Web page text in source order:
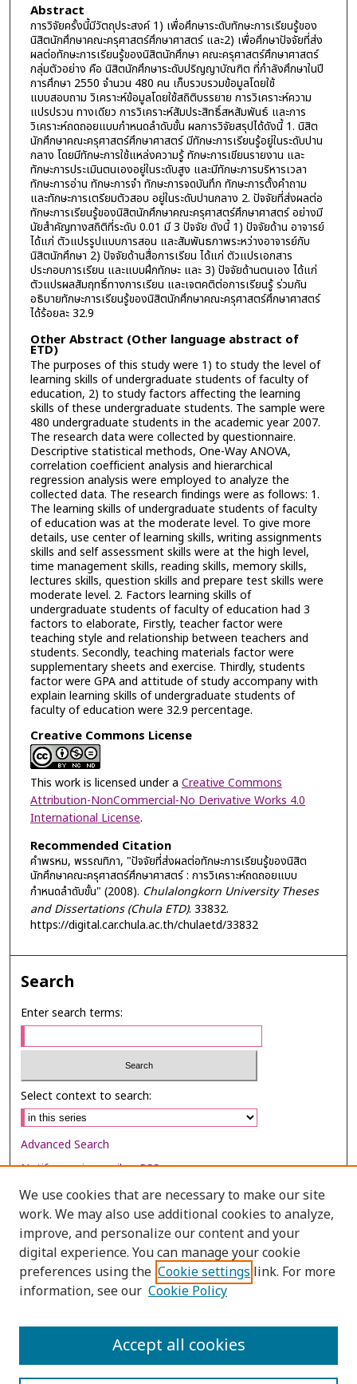
Abstract
การวิจัยครั้งนี้มีวัตถุประสงค์ 1) เพื่อศึกษาระดับทักษะการเรียนรู้ของ
นิสิตนักศึกษาคณะครุศาสตร์ศึกษาศาสตร์ และ2) เพื่อศึกษาปัจจัยที่ส่ง
ผลต่อทักษะการเรียนรู้ของนิสิตนักศึกษา คณะครุศาสตร์ศึกษาศาสตร์
กลุ่มตัวอย่าง คือ นิสิตนักศึกษาระดับปริญญาบัณฑิต ที่กำลังศึกษาในปี
การศึกษา 2550 จำนวน 480 คน เก็บรวบรวมข้อมูลโดยใช้
แบบสอบถาม วิเคราะห์ข้อมูลโดยใช้สถิติบรรยาย การวิเคราะห์ความ
แปรปรวน ทางเดียว การวิเคราะห์สัมประสิทธิ์สหสัมพันธ์ และการ
วิเคราะห์ถดถอยแบบกำหนดลำดับขั้น ผลการวิจัยสรุปได้ดังนี้ 1. นิสิต
นักศึกษาคณะครุศาสตร์ศึกษาศาสตร์ มีทักษะการเรียนรู้อยู่ในระดับปาน
กลาง โดยมีทักษะการใช้แหล่งความรู้ ทักษะการเขียนรายงาน และ
ทักษะการประเมินตนเองอยู่ในระดับสูง และมีทักษะการบริหารเวลา
ทักษะการอ่าน ทักษะการจำ ทักษะการจดบันทึก ทักษะการตั้งคำถาม
และทักษะการเตรียมตัวสอบ อยู่ในระดับปานกลาง 2. ปัจจัยที่ส่งผลต่อ
ทักษะการเรียนรู้ของนิสิตนักศึกษาคณะครุศาสตร์ศึกษาศาสตร์ อย่างมี
นัยสำคัญทางสถิติที่ระดับ 0.01 มี 3 ปัจจัย ดังนี้ 1) ปัจจัยด้าน อาจารย์
ได้แก่ ตัวแปรรูปแบบการสอน และสัมพันธภาพระหว่างอาจารย์กับ
นิสิตนักศึกษา 2) ปัจจัยด้านสื่อการเรียน ได้แก่ ตัวแปรเอกสาร
ประกอบการเรียน และแบบฝึกทักษะ และ 3) ปัจจัยด้านตนเอง ได้แก่
ตัวแปรผลสัมฤทธิ์ทางการเรียน และเจตคติต่อการเรียนรู้ ร่วมกัน
อธิบายทักษะการเรียนรู้ของนิสิตนักศึกษาคณะครุศาสตร์ศึกษาศาสตร์
ได้ร้อยละ 32.9
Other Abstract (Other language abstract of
ETD)
The purposes of this study were 1) to study the level of
learning skills of undergraduate students of faculty of
education, 2) to study factors affecting the learning
skills of these undergraduate students. The sample were
480 undergraduate students in the academic year 2007.
The research data were collected by questionnaire.
Descriptive statistical methods, One-Way ANOVA,
correlation coefficient analysis and hierarchical
regression analysis were employed to analyze the
collected data. The research findings were as follows: 1.
The learning skills of undergraduate students of faculty
of education was at the moderate level. To give more
details, use center of learning skills, writing assignments
skills and self assessment skills were at the high level,
time management skills, reading skills, memory skills,
lectures skills, question skills and prepare test skills were
moderate level. 2. Factors learning skills of
undergraduate students of faculty of education had 3
factors to elaborate, Firstly, teacher factor were
teaching style and relationship between teachers and
students. Secondly, teaching materials factor were
supplementary sheets and exercise. Thirdly, students
factor were GPA and attitude of study accompany with
explain learning skills of undergraduate students of
faculty of education were 32.9 percentage.
Creative Commons License
This work is licensed under a Creative Commons
Attribution-NonCommercial-No Derivative Works 4.0
International License.
Recommended Citation
คำพรหม, พรรณทิภา, "ปัจจัยที่ส่งผลต่อทักษะการเรียนรู้ของนิสิต
นักศึกษาคณะครุศาสตร์ศึกษาศาสตร์ : การวิเคราะห์ถดถอยแบบ
กำหนดลำดับขั้น" (2008). Chulalongkorn University Theses
and Dissertations (Chula ETD). 33832.
https://digital.car.chula.ac.th/chulaetd/33832
Search
Enter search terms:
Select context to search:
Advanced Search
Notify me via email orRSS
Browse
Collections
Disciplines
Authors
We use cookies that are necessary to make our site
work. We may also use additional cookies to analyze,
improve, and personalize our content and your
digital experience. You can manage your cookie
preferences using the Cookie settings link. For more
information, see our Cookie Policy
Accept all cookies